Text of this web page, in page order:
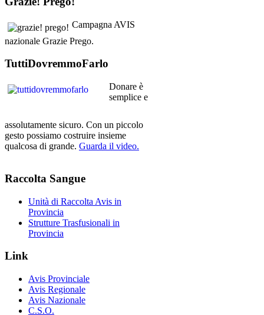
Campagna AVIS
nazionale Grazie Prego.
TuttiDovremmoFarlo
Donare è
semplice e
assolutamente sicuro. Con un piccolo
gesto possiamo costruire insieme
qualcosa di grande. Guarda il video.
Raccolta Sangue
Unità di Raccolta Avis in
Provincia
Strutture Trasfusionali in
Provincia
Link
Avis Provinciale
Avis Regionale
Avis Nazionale
C.S.O.